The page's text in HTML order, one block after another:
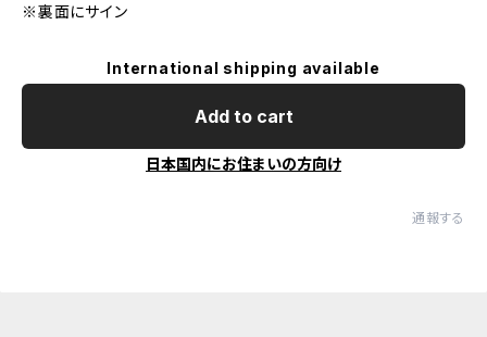
※裏面にサイン
International shipping available
Add to cart
日本国内にお住まいの方向け
通報する